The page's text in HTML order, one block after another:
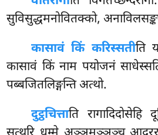
सुविसुद्धमनोवितक्को,
कासावं किं करिस्सतीति
कासावं किं नाम पयोजनं
पब्बजितलिङ्गन्ति अत्थो.
दुट्ठचित्ताति रागादिदोसेहि